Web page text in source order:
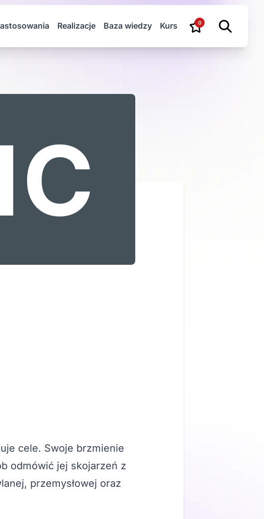
Realizacje Baza wiedzy Kurs 0
cele. Swoje brzmienie
odmówić jej skojarzeń z
przemysłowej oraz